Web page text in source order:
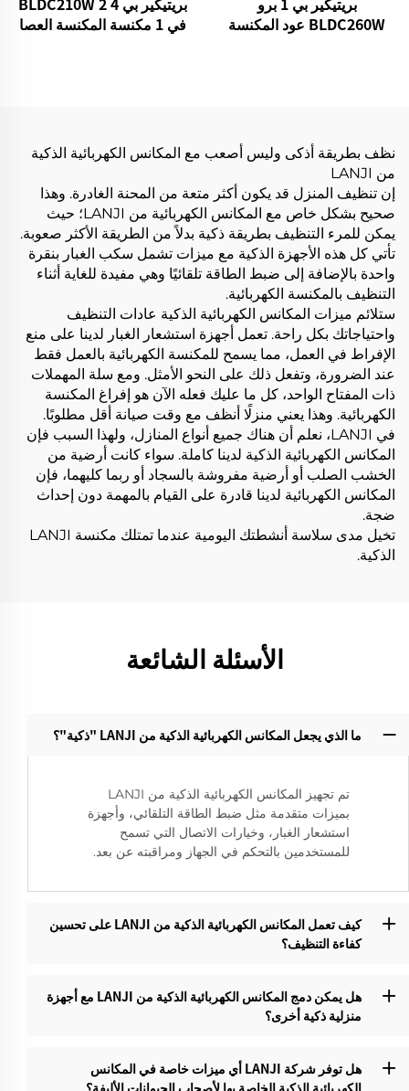
BLDC260W عود المكنسة
في 1 مكنسة المكنسة العصا
نظف بطريقة أذكى وليس أصعب مع المكانس الكهربائية الذكية
من LANJI
إن تنظيف المنزل قد يكون أكثر متعة من المحنة الغادرة. وهذا
صحيح بشكل خاص مع المكانس الكهربائية من LANJI؛ حيث
يمكن للمرء التنظيف بطريقة ذكية بدلاً من الطريقة الأكثر صعوبة.
تأتي كل هذه الأجهزة الذكية مع ميزات تشمل سكب الغبار بنقرة
واحدة بالإضافة إلى ضبط الطاقة تلقائيًا وهي مفيدة للغاية أثناء
التنظيف بالمكنسة الكهربائية.
ستلائم ميزات المكانس الكهربائية الذكية عادات التنظيف
واحتياجاتك بكل راحة. تعمل أجهزة استشعار الغبار لدينا على منع
الإفراط في العمل، مما يسمح للمكنسة الكهربائية بالعمل فقط
عند الضرورة، وتفعل ذلك على النحو الأمثل. ومع سلة المهملات
ذات المفتاح الواحد، كل ما عليك فعله الآن هو إفراغ المكنسة
الكهربائية. وهذا يعني منزلًا أنظف مع وقت صيانة أقل مطلوبًا.
في LANJI، نعلم أن هناك جميع أنواع المنازل، ولهذا السبب فإن
المكانس الكهربائية الذكية لدينا كاملة. سواء كانت أرضية من
الخشب الصلب أو أرضية مفروشة بالسجاد أو ربما كليهما، فإن
المكانس الكهربائية لدينا قادرة على القيام بالمهمة دون إحداث
ضجة.
تخيل مدى سلاسة أنشطتك اليومية عندما تمتلك مكنسة LANJI
الذكية.
الأسئلة الشائعة
ما الذي يجعل المكانس الكهربائية الذكية من LANJI "ذكية"؟‌
تم تجهيز المكانس الكهربائية الذكية من LANJI
بميزات متقدمة مثل ضبط الطاقة التلقائي، وأجهزة
استشعار الغبار، وخيارات الاتصال التي تسمح
للمستخدمين بالتحكم في الجهاز ومراقبته عن بعد.
كيف تعمل المكانس الكهربائية الذكية من LANJI على تحسين
كفاءة التنظيف؟‌
هل يمكن دمج المكانس الكهربائية الذكية من LANJI مع أجهزة
منزلية ذكية أخرى؟
هل توفر شركة LANJI أي ميزات خاصة في المكانس
الكهربائية الذكية الخاصة بها لأصحاب الحيوانات الأليفة؟